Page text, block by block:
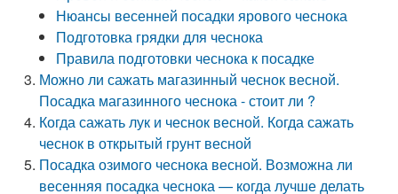
Нюансы весенней посадки ярового чеснока
Подготовка грядки для чеснока
Правила подготовки чеснока к посадке
Можно ли сажать магазинный чеснок весной.
Посадка магазинного чеснока - стоит ли ?
Когда сажать лук и чеснок весной. Когда сажать
чеснок в открытый грунт весной
Посадка озимого чеснока весной. Возможна ли
весенняя посадка чеснока — когда лучше делать